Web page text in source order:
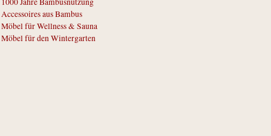
Accessoires aus Bambus
Möbel für Wellness & Sauna
Möbel für den Wintergarten